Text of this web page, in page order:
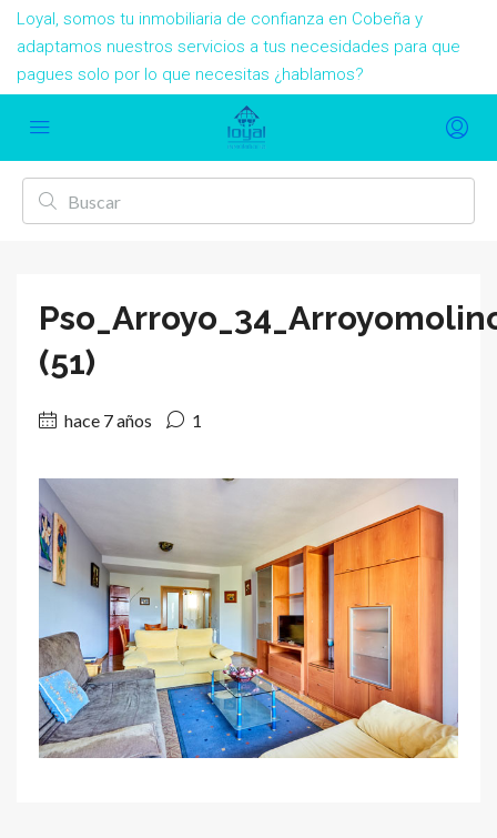
Loyal, somos tu inmobiliaria de confianza en Cobeña y
adaptamos nuestros servicios a tus necesidades para que
pagues solo por lo que necesitas ¿hablamos?
(51)
hace 7 años 1